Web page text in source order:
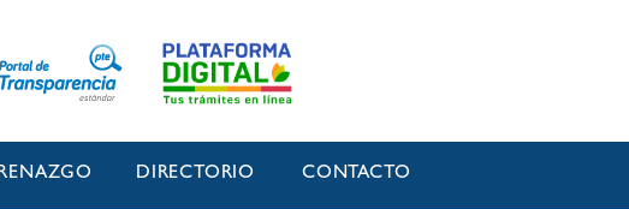
DIRECTORIO CONTACTO